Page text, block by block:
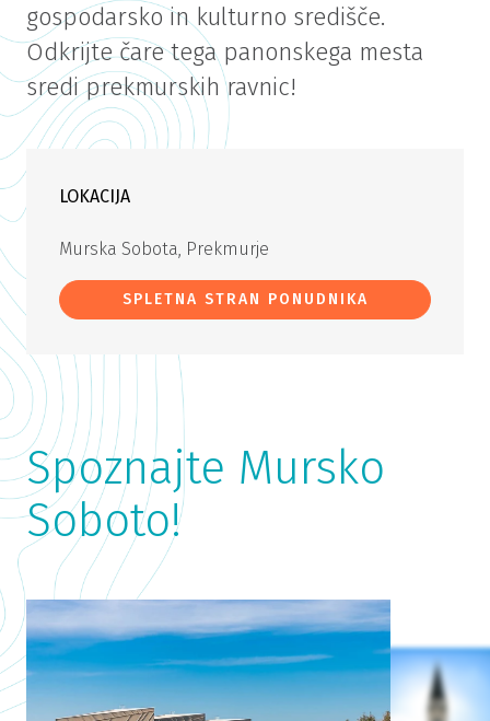
gospodarsko in kulturno središče.
Odkrijte čare tega panonskega mesta
sredi prekmurskih ravnic!
LOKACIJA
Murska Sobota, Prekmurje
SPLETNA STRAN PONUDNIKA
Spoznajte Mursko
Soboto!